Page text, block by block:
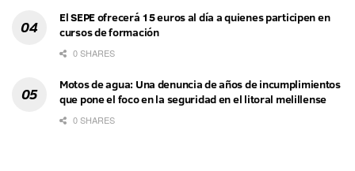
El SEPE ofrecerá 15 euros al día a quienes participen en
cursos de formación
0 SHARES
Motos de agua: Una denuncia de años de incumplimientos
que pone el foco en la seguridad en el litoral melillense
0 SHARES